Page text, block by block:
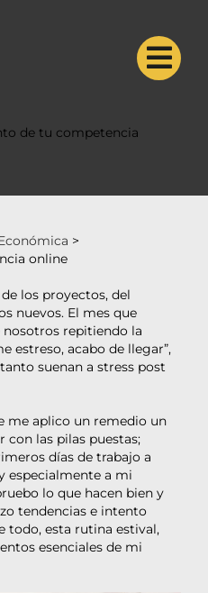
de tu competencia
>
online
los proyectos, del
nuevos. El mes que
repitiendo la
estreso, acabo de llegar”,
suenan a stress post
me aplico un remedio un
con las pilas puestas;
días de trabajo a
especialmente a mi
lo que hacen bien y
tendencias e intento
todo, esta rutina estival,
esenciales de mi